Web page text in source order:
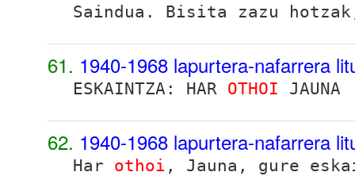
Saindua. Bisita zazu
61. 1940-1968 lapurtera-nafarrera
ESKAINTZA: HAR OTHOI JAUNA
62. 1940-1968 lapurtera-nafarrera
Har othoi , Jauna, gure